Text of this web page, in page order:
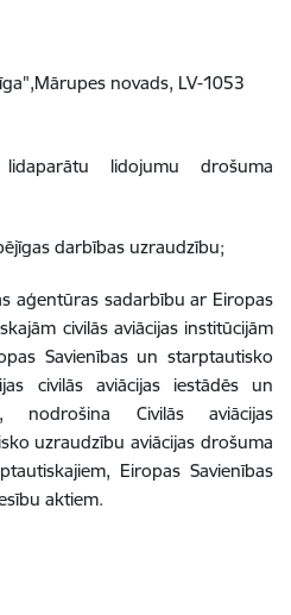
novads, LV-1053
lidojumu drošuma
darbības uzraudzību;
aģentūras sadarbību ar Eiropas
civilās aviācijas institūcijām
Savienības un starptautisko
civilās aviācijas iestādēs un
nodrošina Civilās aviācijas
uzraudzību aviācijas drošuma
Eiropas Savienības
aktiem.